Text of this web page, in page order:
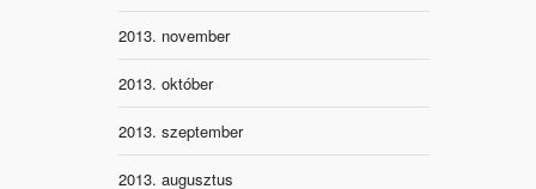
2013. november
2013. október
2013. szeptember
2013. augusztus